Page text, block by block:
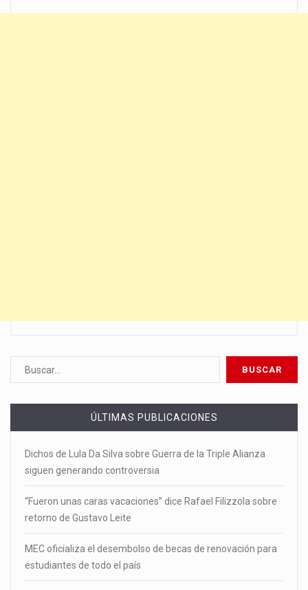
ÚLTIMAS PUBLICACIONES
Dichos de Lula Da Silva sobre Guerra de la Triple Alianza
siguen generando controversia
“Fueron unas caras vacaciones” dice Rafael Filizzola sobre
retorno de Gustavo Leite
MEC oficializa el desembolso de becas de renovación para
estudiantes de todo el país